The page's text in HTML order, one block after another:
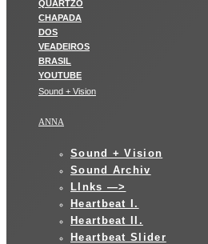
Sound + Vision
ANNA
Sound + Vision
Sound Archiv
LInks —>
Heartbeat I.
Heartbeat II.
Heartbeat Slider